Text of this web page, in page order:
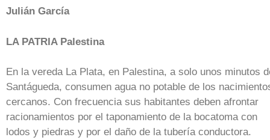
Julián García
LA PATRIA Palestina
En la vereda La Plata, en Palestina, a solo unos minutos
Santágueda, consumen agua no potable de los
cercanos. Con frecuencia sus habitantes deben afrontar
racionamientos por el taponamiento de la bocatoma con
lodos y piedras y por el daño de la tubería conductora.